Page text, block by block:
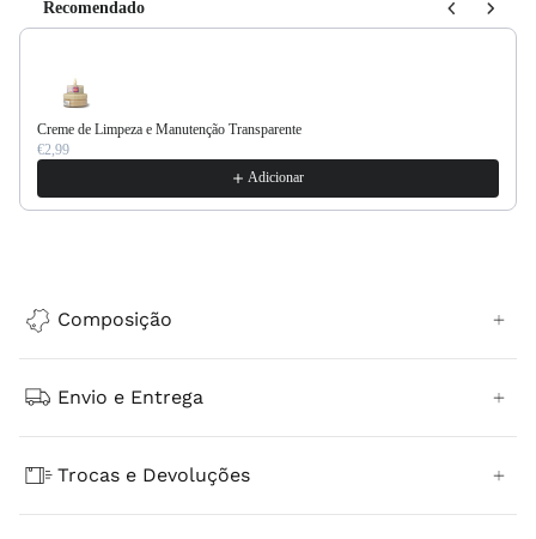
Recomendado
Use the Previous and Next buttons to navigate through product recommendations, or scroll horizontally to
Creme de Limpeza e Manutenção Transparente
€2,99
Adicionar
Composição
Envio e Entrega
Trocas e Devoluções